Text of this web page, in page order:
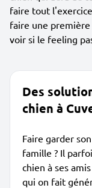
faire tout
faire une
voir si le feeling
Des
chien à
Faire garder
famille ? Il
chien à ses
qui on fait